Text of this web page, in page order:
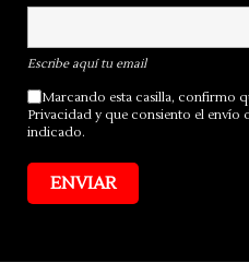
Escribe aquí tu email
Marcando esta casilla, confirmo
Privacidad y que consiento el envío
indicado.
ENVIAR